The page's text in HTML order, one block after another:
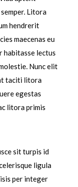
Litora
hendrerit
maecenas eu
habitasse lectus
Nunc elit
taciti litora
egestas
litora primis
sit turpis id
ligula
per integer